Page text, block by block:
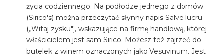
życia codziennego. Na podłodze jednego z domów
(Sirico's) można przeczytać słynny napis Salve lucru
(„Witaj zysku"), wskazujące na firmę handlową, której
właścicielem jest sam Sirico. Możesz też zajrzeć do
butelek z winem oznaczonych jako Vesuvinum. Jest